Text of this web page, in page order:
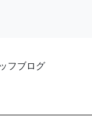
フブログ